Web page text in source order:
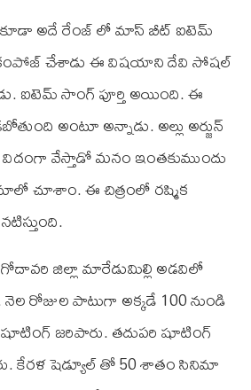
కూడా అదే రేంజ్ లో మాస్ బీట్ ఐటెమ్
కంపోజ్ చేశాడు ఈ విషయాని దేవి సోషల్
ఐటెమ్ సాంగ్ పూర్తి అయింది. ఈ
అంటూ అన్నాడు. అల్లు అర్జున్
వేస్తాడో మనం ఇంతకుముందు
చూశాం. ఈ చిత్రంలో రష్మిక
గోదావరి జిల్లా మారేడుమిల్లి అడవిలో
నెల రోజుల పాటుగా అక్కడే 100 నుండి
జరిపారు. తదుపరి షూటింగ్
కేరళ షెడ్యూల్ తో 50 శాతం సినిమా